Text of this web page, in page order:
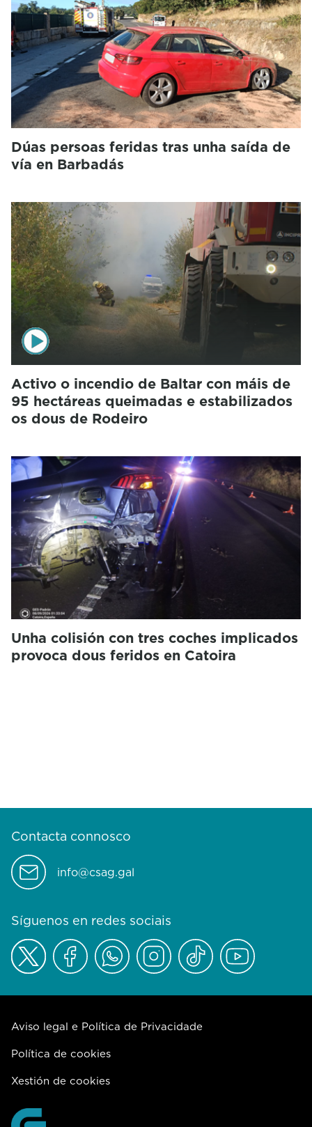
Dúas persoas feridas tras unha saída de
vía en Barbadás
Activo o incendio de Baltar con máis de
95 hectáreas queimadas e estabilizados
os dous de Rodeiro
Unha colisión con tres coches implicados
provoca dous feridos en Catoira
Contacta connosco
info@csag.gal
Síguenos en redes sociais
Aviso legal e Política de Privacidade
Política de cookies
Xestión de cookies